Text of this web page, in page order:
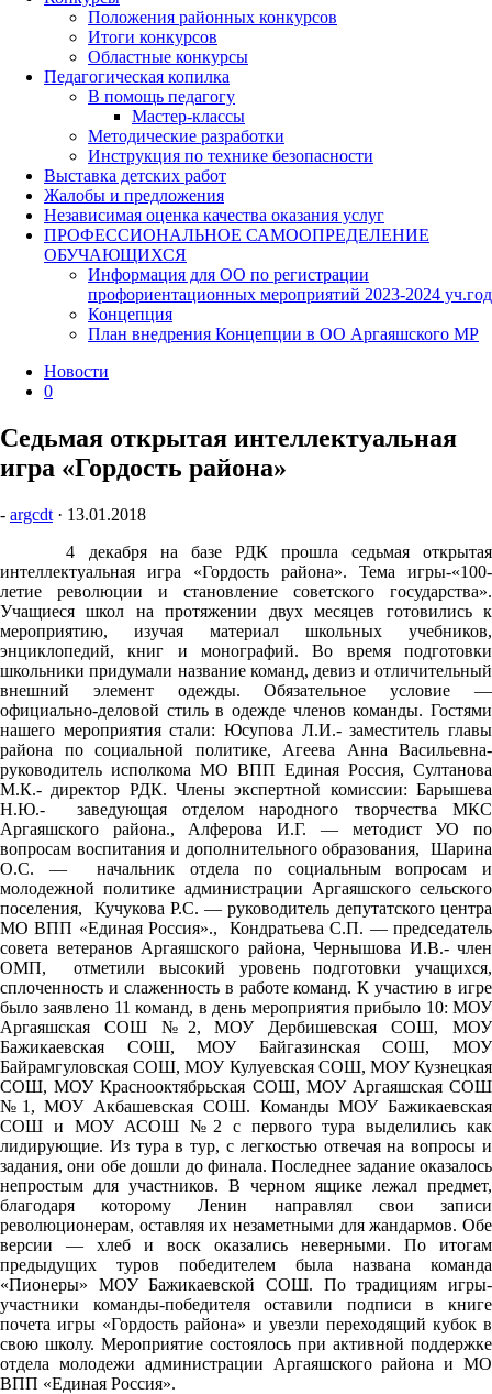
Положения районных конкурсов
Итоги конкурсов
Областные конкурсы
Педагогическая копилка
В помощь педагогу
Мастер-классы
Методические разработки
Инструкция по технике безопасности
Выставка детских работ
Жалобы и предложения
Независимая оценка качества оказания услуг
ПРОФЕССИОНАЛЬНОЕ САМООПРЕДЕЛЕНИЕ
ОБУЧАЮЩИХСЯ
Информация для ОО по регистрации
профориентационных мероприятий 2023-2024 уч.год
Концепция
План внедрения Концепции в ОО Аргаяшского МР
Новости
0
Седьмая открытая интеллектуальная
игра «Гордость района»
- argcdt · 13.01.2018
4 декабря на базе РДК прошла седьмая открытая
интеллектуальная игра «Гордость района». Тема игры-«100-
летие революции и становление советского государства».
Учащиеся школ на протяжении двух месяцев готовились к
мероприятию, изучая материал школьных учебников,
энциклопедий, книг и монографий. Во время подготовки
школьники придумали название команд, девиз и отличительный
внешний элемент одежды. Обязательное условие —
официально-деловой стиль в одежде членов команды. Гостями
нашего мероприятия стали: Юсупова Л.И.- заместитель главы
района по социальной политике, Агеева Анна Васильевна-
руководитель исполкома МО ВПП Единая Россия, Султанова
М.К.- директор РДК. Члены экспертной комиссии: Барышева
Н.Ю.- заведующая отделом народного творчества МКС
Аргаяшского района., Алферова И.Г. — методист УО по
вопросам воспитания и дополнительного образования, Шарина
О.С. — начальник отдела по социальным вопросам и
молодежной политике администрации Аргаяшского сельского
поселения, Кучукова Р.С. — руководитель депутатского центра
МО ВПП «Единая Россия»., Кондратьева С.П. — председатель
совета ветеранов Аргаяшского района, Чернышова И.В.- член
ОМП, отметили высокий уровень подготовки учащихся,
сплоченность и слаженность в работе команд. К участию в игре
было заявлено 11 команд, в день мероприятия прибыло 10: МОУ
Аргаяшская СОШ №2, МОУ Дербишевская СОШ, МОУ
Бажикаевская СОШ, МОУ Байгазинская СОШ, МОУ
Байрамгуловская СОШ, МОУ Кулуевская СОШ, МОУ Кузнецкая
СОШ, МОУ Краснооктябрьская СОШ, МОУ Аргаяшская СОШ
№1, МОУ Акбашевская СОШ. Команды МОУ Бажикаевская
СОШ и МОУ АСОШ №2 с первого тура выделились как
лидирующие. Из тура в тур, с легкостью отвечая на вопросы и
задания, они обе дошли до финала. Последнее задание оказалось
непростым для участников. В черном ящике лежал предмет,
благодаря которому Ленин направлял свои записи
революционерам, оставляя их незаметными для жандармов. Обе
версии — хлеб и воск оказались неверными. По итогам
предыдущих туров победителем была названа команда
«Пионеры» МОУ Бажикаевской СОШ. По традициям игры-
участники команды-победителя оставили подписи в книге
почета игры «Гордость района» и увезли переходящий кубок в
свою школу. Мероприятие состоялось при активной поддержке
отдела молодежи администрации Аргаяшского района и МО
ВПП «Единая Россия».